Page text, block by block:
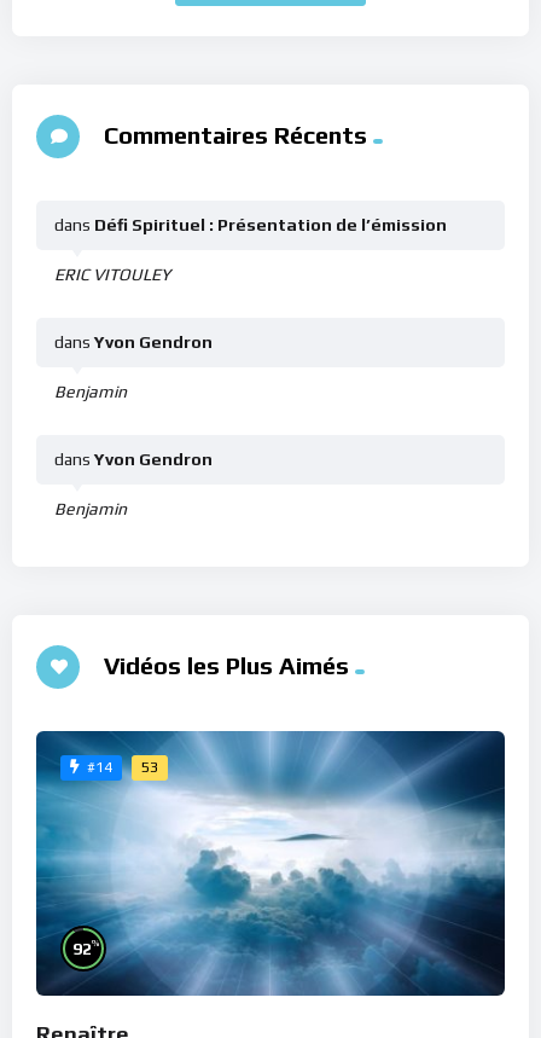
Commentaires Récents
ERIC VITOULEY
dans Défi Spirituel : Présentation de l’émission
Benjamin
dans Yvon Gendron
Benjamin
dans Yvon Gendron
Vidéos les Plus Aimés
#14 53
92%